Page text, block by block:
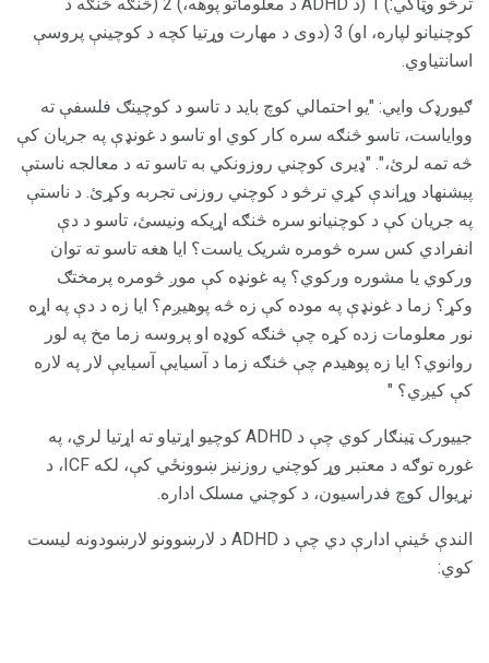
کوچنیانو لپاره، او) 3 (دوی د مهارت وړتیا کچه د کوچینې پروسې
اسانتیاوي.
ګیورډک وايي: "یو احتمالي کوچ باید د تاسو د کوچینګ فلسفې ته
ووایاست، تاسو څنګه سره کار کوي او تاسو د غونډې په جریان کې
څه تمه لرئ،". "ډیری کوچني روزونکي به تاسو ته د معالجه ناستې
پیشنهاد وړاندې کړي ترڅو د کوچني روزنی تجربه وکړئ. د ناستې
په جریان کې د کوچنیانو سره څنګه اړیکه ونیسئ، تاسو د دې
انفرادي کس سره څومره شریک یاست؟ ایا هغه تاسو ته توان
ورکوي یا مشوره ورکوي؟ په غونډه کې موږ څومره پرمختګ
وکړ؟ زما د غونډې په موده کې زه څه پوهیږم؟ ایا زه د دې په اړه
نور معلومات زده کړه چې څنګه کوډه او پروسه زما مخ په لور
روانوي؟ ایا زه پوهیدم چې څنګه زما د آسیایې آسیایې لار په لاره
کې کیږي؟ "
جییورک ټینګار کوي چې د ADHD کوچیو اړتیاو ته اړتیا لري، په
غوره توګه د معتبر وړ کوچني روزنیز ښوونځي کې، لکه ICF، د
نړیوال کوچ فدراسیون، د کوچني مسلک اداره.
الندې ځینې ادارې دي چې د ADHD د لارښوونو لارښودونه لیست
کوي: